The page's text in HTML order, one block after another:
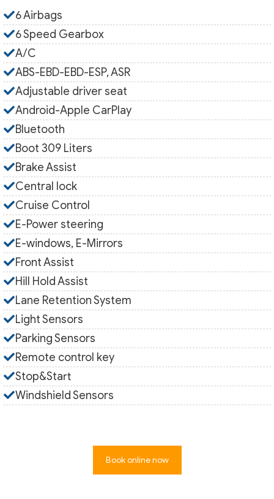
6 Airbags
6 Speed Gearbox
A/C
ABS-EBD-EBD-ESP, ASR
Adjustable driver seat
Android-Apple CarPlay
Bluetooth
Boot 309 Liters
Brake Assist
Central lock
Cruise Control
E-Power steering
E-windows, E-Mirrors
Front Assist
Hill Hold Assist
Lane Retention System
Light Sensors
Parking Sensors
Remote control key
Stop&Start
Windshield Sensors
Book online now